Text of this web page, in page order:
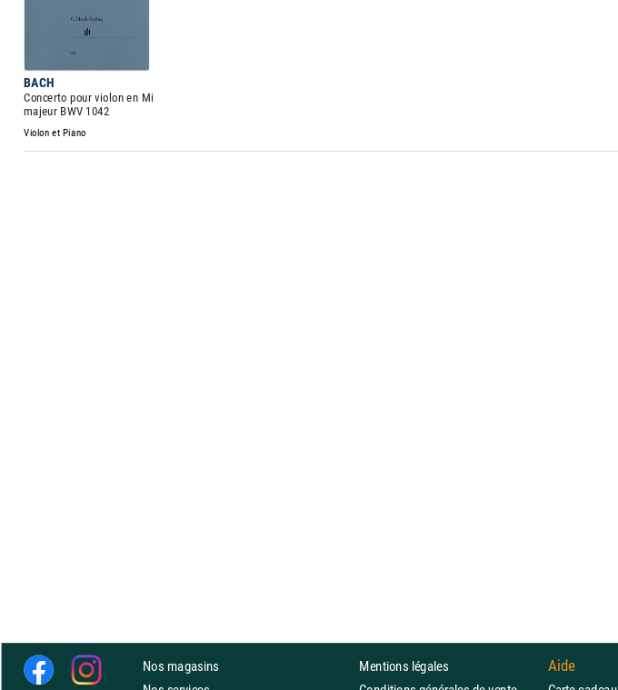
BACH
Concerto pour violon en Mi
majeur BWV 1042
Violon et Piano
Nos magasins
Mentions légales
Aide